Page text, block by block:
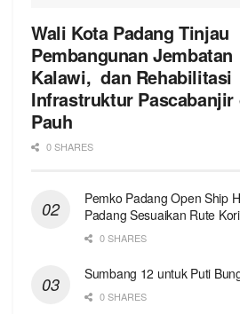
Wali Kota Padang Tinjau
Pembangunan Jembatan
Kalawi, dan Rehabilitasi
Infrastruktur Pascabanjir
Pauh
0 SHARES
Pemko Padang Open Ship
Padang Sesuaikan Rute
0 SHARES
Sumbang 12 untuk Puti
0 SHARES